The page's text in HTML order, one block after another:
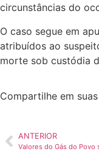
circunstâncias do
O caso segue em
atribuídos ao
morte sob custódia
Compartilhe em
ANTERIOR